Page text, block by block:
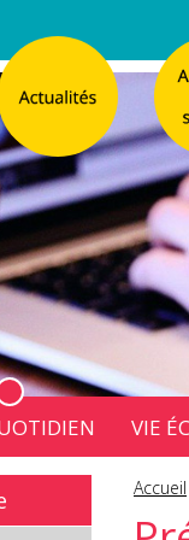
Postale
VIE
Accueil